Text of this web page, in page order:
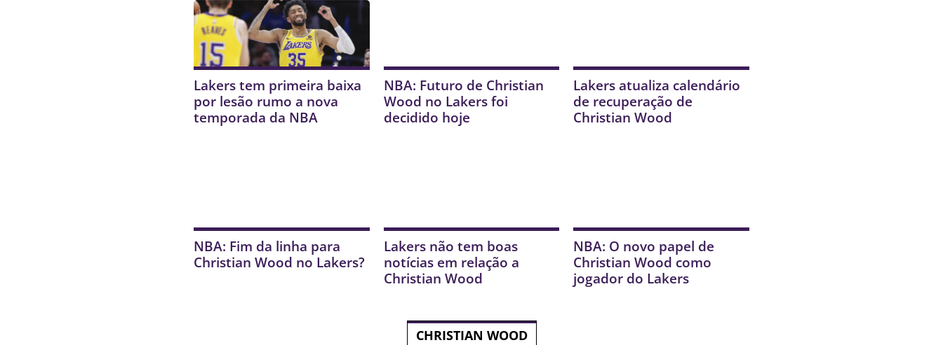
Lakers tem primeira baixa
por lesão rumo a nova
temporada da NBA
NBA: Futuro de Christian
Wood no Lakers foi
decidido hoje
Lakers atualiza calendário
de recuperação de
Christian Wood
NBA: Fim da linha para
Christian Wood no Lakers?
Lakers não tem boas
notícias em relação a
Christian Wood
NBA: O novo papel de
Christian Wood como
jogador do Lakers
CHRISTIAN WOOD